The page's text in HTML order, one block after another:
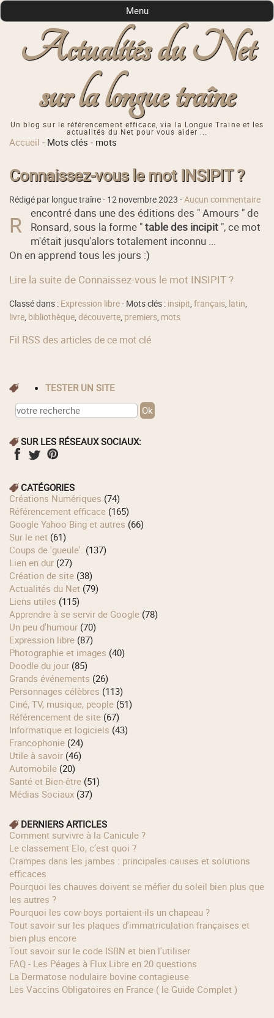
Actualités du Net
sur la longue traîne
Un blog sur le référencement efficace, via la Longue Traine et les
actualités du Net pour vous aider ...
Menu
Accueil - Mots clés - mots
Connaissez-vous le mot INSIPIT ?
Rédigé par longue traîne - 12 novembre 2023 -Aucun commentaire
R
encontré dans une des éditions des " Amours " de
Ronsard, sous la forme "table des incipit ", ce mot
m'était jusqu'alors totalement inconnu ...
On en apprend tous les jours :)
Lire la suite de Connaissez-vous le mot INSIPIT ?
Classé dans : Expression libre- Mots clés : insipit,français, latin,
livre, bibliothèque,découverte, premiers, mots
Fil RSS des articles de ce mot clé
TESTER UN SITE
SUR LES RÉSEAUX SOCIAUX:
CATÉGORIES
Créations Numériques (74)
Référencement efficace (165)
Google Yahoo Bing et autres (66)
Sur le net (61)
Coups de 'gueule'. (137)
Lien en dur (27)
Création de site (38)
Actualités du Net (79)
Liens utiles (115)
Apprendre à se servir de Google (78)
Un peu d'humour (70)
Expression libre (87)
Photographie et images (40)
Doodle du jour (85)
Grands événements (26)
Personnages célèbres (113)
Ciné, TV, musique, people (51)
Référencement de site (67)
Informatique et logiciels (43)
Francophonie (24)
Utile à savoir (46)
Automobile (20)
Santé et Bien-être (51)
Médias Sociaux (37)
DERNIERS ARTICLES
Comment survivre à la Canicule ?
Le classement Elo, c’est quoi ?
Crampes dans les jambes : principales causes et solutions
efficaces
Pourquoi les chauves doivent se méfier du soleil bien plus que
les autres ?
Pourquoi les cow‑boys portaient‑ils un chapeau ?
Tout savoir sur les plaques d'immatriculation françaises et
bien plus encore
Tout savoir sur le code ISBN et bien l'utiliser
FAQ - Les Péages à Flux Libre en 20 questions
La Dermatose nodulaire bovine contagieuse
Les Vaccins Obligatoires en France ( le Guide Complet )